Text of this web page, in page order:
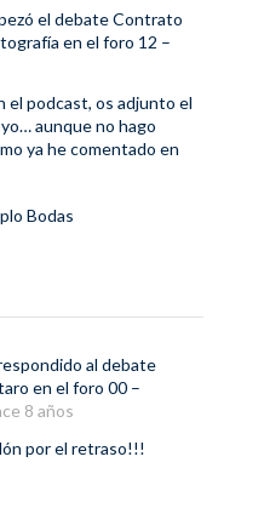
el debateContrato
en el foro 12 –
el podcast, os adjunto el
aunque no hago
ya he comentado en
Bodas
al debate
en el foro 00 –
8 años
por el retraso!!!